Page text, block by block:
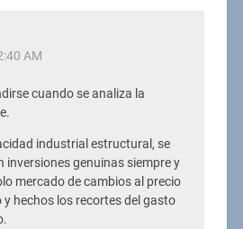
AM
cuando se analiza la
industrial estructural, se
inversiones genuinas siempre y
mercado de cambios al precio
hechos los recortes del gasto